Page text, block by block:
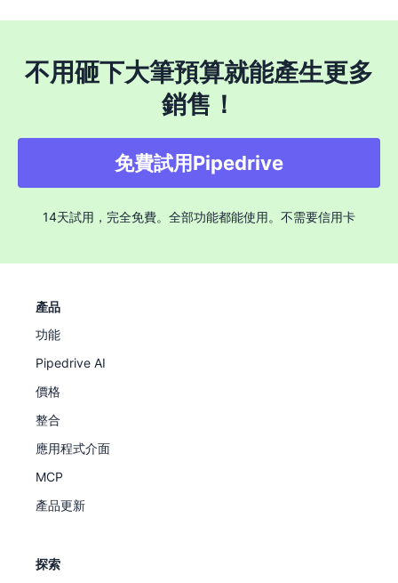
不用砸下大筆預算就能產生更多
銷售！
免費試用Pipedrive
14天試用，完全免費。全部功能都能使用。不需要信用卡
產品
功能
Pipedrive AI
價格
整合
應用程式介面
MCP
產品更新
探索